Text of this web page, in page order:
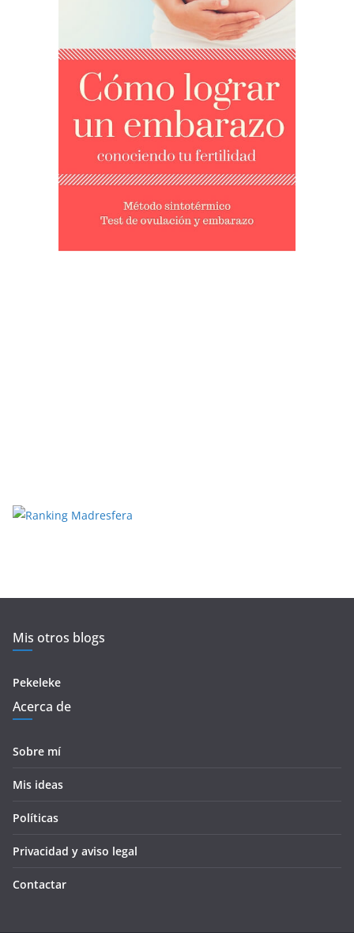
Mis otros blogs
Pekeleke
Acerca de
Sobre mí
Mis ideas
Políticas
Privacidad y aviso legal
Contactar